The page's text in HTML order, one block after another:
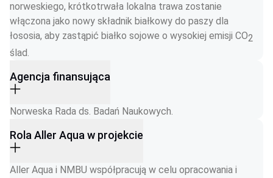
norweskiego, krótkotrwała lokalna trawa zostanie
włączona jako nowy składnik białkowy do paszy dla
łososia, aby zastąpić białko sojowe o wysokiej emisji CO2
ślad.
Agencja finansująca
Norweska Rada ds. Badań Naukowych.
Rola Aller Aqua w projekcie
Aller Aqua i NMBU współpracują w celu opracowania i